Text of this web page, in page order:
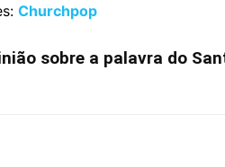
Churchpop
sobre a palavra do